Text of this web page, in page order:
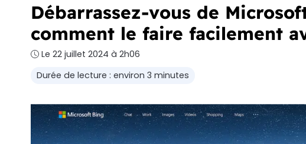
Débarrassez-vous de
comment le faire facilement
Le 22 juillet 2024 à 2h06
Durée de lecture : environ 3 minutes